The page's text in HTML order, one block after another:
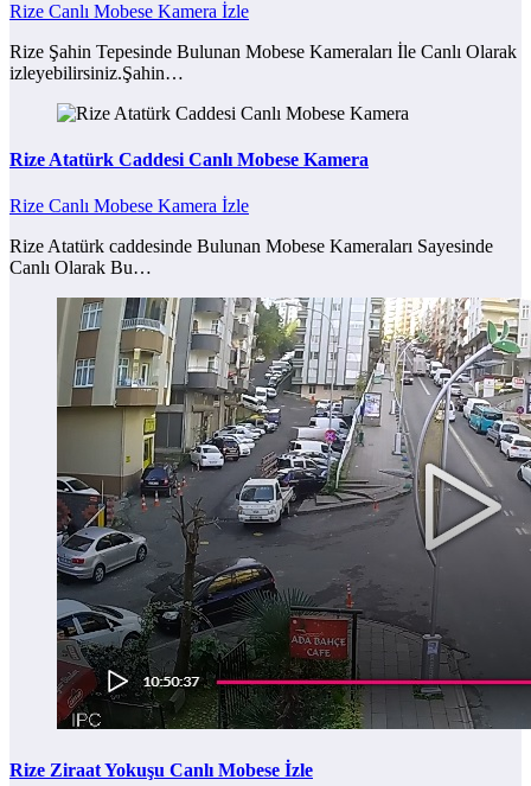
Rize Canlı Mobese Kamera İzle
Rize Şahin Tepesinde Bulunan Mobese Kameraları İle Canlı Olarak
izleyebilirsiniz.Şahin…
Rize Atatürk Caddesi Canlı Mobese Kamera
Rize Canlı Mobese Kamera İzle
Rize Atatürk caddesinde Bulunan Mobese Kameraları Sayesinde
Canlı Olarak Bu…
Rize Ziraat Yokuşu Canlı Mobese İzle